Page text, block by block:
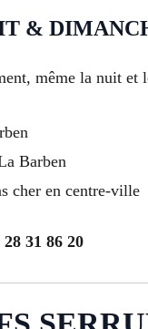
&
même la nuit et
Barben
cher en centre-ville
31 86 20